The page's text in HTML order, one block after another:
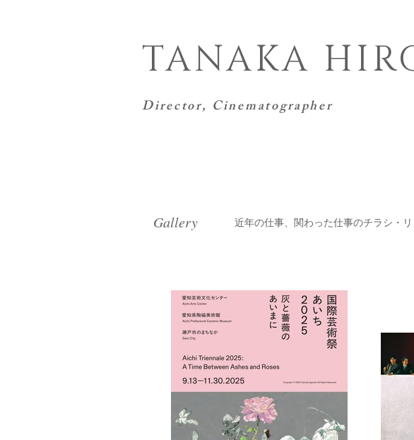
TANAKA
Director, Cinematographer
Gallery 近年の仕事、関わった仕事のチラシ・リ